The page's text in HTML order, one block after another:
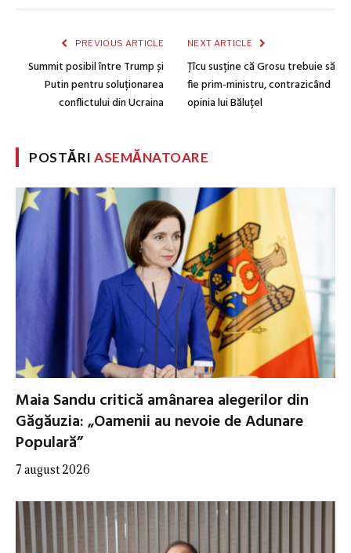
PREVIOUS ARTICLE
Summit posibil între Trump și
Putin pentru soluționarea
conflictului din Ucraina
NEXT ARTICLE
Țîcu susține că Grosu trebuie să
fie prim-ministru, contrazicând
opinia lui Băluțel
POSTĂRIASEMĂNATOARE
Maia Sandu critică amânarea alegerilor din
Găgăuzia: „Oamenii au nevoie de Adunare
Populară”
7 august 2026